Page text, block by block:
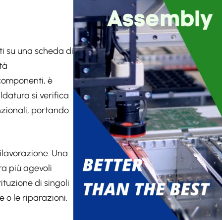
su una scheda di
è
si verifica
portando
Una
più agevoli
di singoli
o le riparazioni.